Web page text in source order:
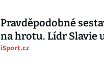
Pravděpodobné
na hrotu. Lídr Slavie
iSport.cz